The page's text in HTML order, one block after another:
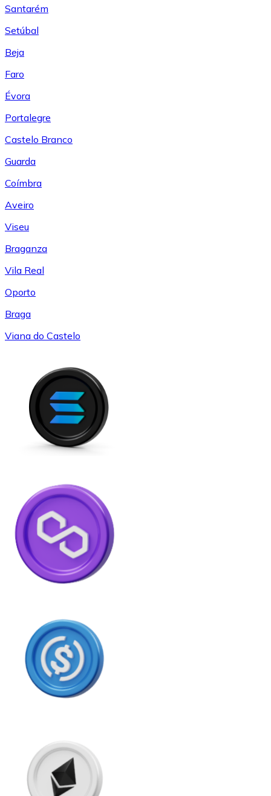
Santarém
Setúbal
Beja
Faro
Évora
Portalegre
Castelo Branco
Guarda
Coímbra
Aveiro
Viseu
Braganza
Vila Real
Oporto
Braga
Viana do Castelo